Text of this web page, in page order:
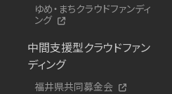
ゆめ・まちクラウドファンディ
ング
中間支援型クラウドファン
ディング
福井県共同募金会